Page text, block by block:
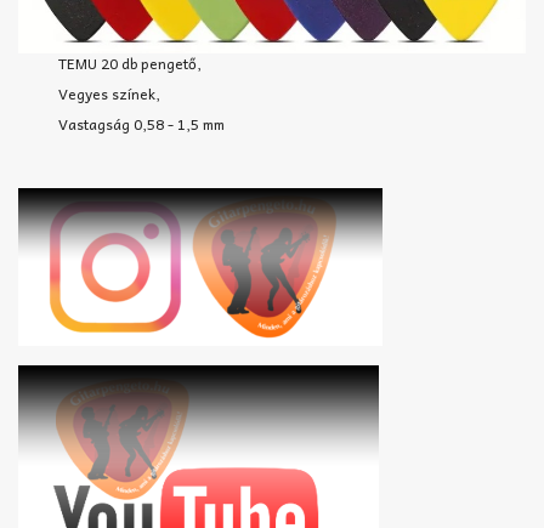
TEMU 20 db pengető,
Vegyes színek,
Vastagság 0,58 - 1,5 mm